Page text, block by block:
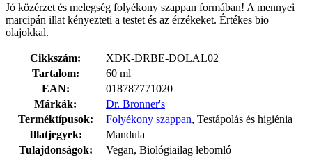
Jó közérzet és melegség folyékony szappan formában! A mennyei
marcipán illat kényezteti a testet és az érzékeket. Értékes bio
olajokkal.
Cikkszám:
XDK-DRBE-DOLAL02
Tartalom:
60 ml
EAN:
018787771020
Márkák:
Dr. Bronner's
Terméktípusok:
Folyékony szappan, Testápolás és higiénia
Illatjegyek:
Mandula
Tulajdonságok:
Vegan, Biológiailag lebomló